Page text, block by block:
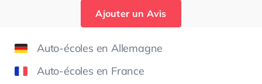
Ajouter un Avis
Auto-écoles en Allemagne
Auto-écoles en France